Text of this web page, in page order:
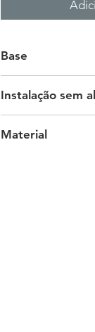
Base
Instalação sem
Material